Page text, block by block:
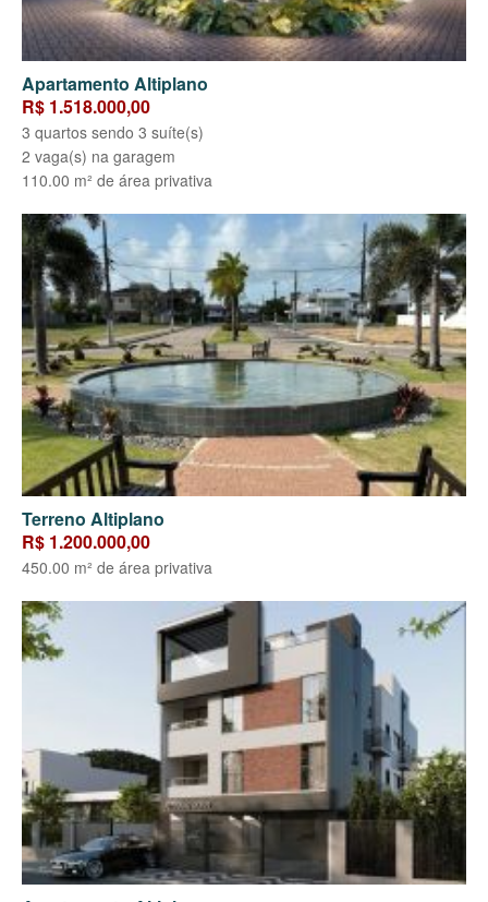
Apartamento Altiplano
R$ 1.518.000,00
3 quartos sendo 3 suíte(s)
2 vaga(s) na garagem
110.00 m² de área privativa
Terreno Altiplano
R$ 1.200.000,00
450.00 m² de área privativa